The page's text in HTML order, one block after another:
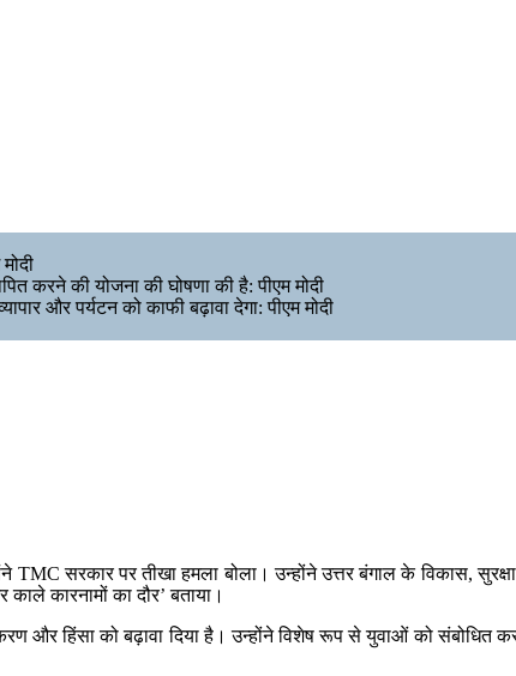
करने की योजना की घोषणा की है: पीएम मोदी
और पर्यटन को काफी बढ़ावा देगा: पीएम मोदी
TMC सरकार पर तीखा हमला बोला। उन्होंने उत्तर बंगाल के विकास,
कारनामों का दौर’ बताया।
और हिंसा को बढ़ावा दिया है। उन्होंने विशेष रूप से युवाओं को संबोधित